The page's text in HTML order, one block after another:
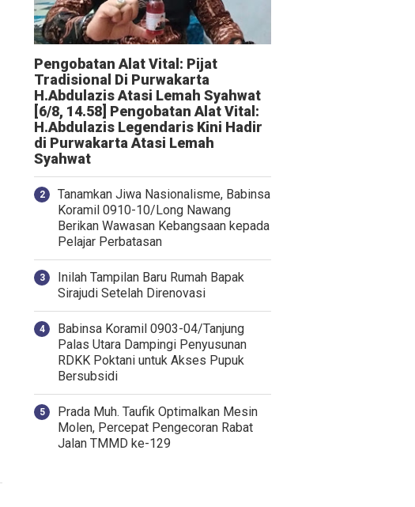
Pengobatan Alat Vital: Pijat
Tradisional Di Purwakarta
H.Abdulazis Atasi Lemah Syahwat
[6/8, 14.58] Pengobatan Alat Vital:
H.Abdulazis Legendaris Kini Hadir
di Purwakarta Atasi Lemah
Syahwat
Tanamkan Jiwa Nasionalisme, Babinsa
Koramil 0910-10/Long Nawang
Berikan Wawasan Kebangsaan kepada
Pelajar Perbatasan
Inilah Tampilan Baru Rumah Bapak
Sirajudi Setelah Direnovasi
‎Babinsa Koramil 0903-04/Tanjung
Palas Utara Dampingi Penyusunan
RDKK Poktani untuk Akses Pupuk
Bersubsidi
Prada Muh. Taufik Optimalkan Mesin
Molen, Percepat Pengecoran Rabat
Jalan TMMD ke-129